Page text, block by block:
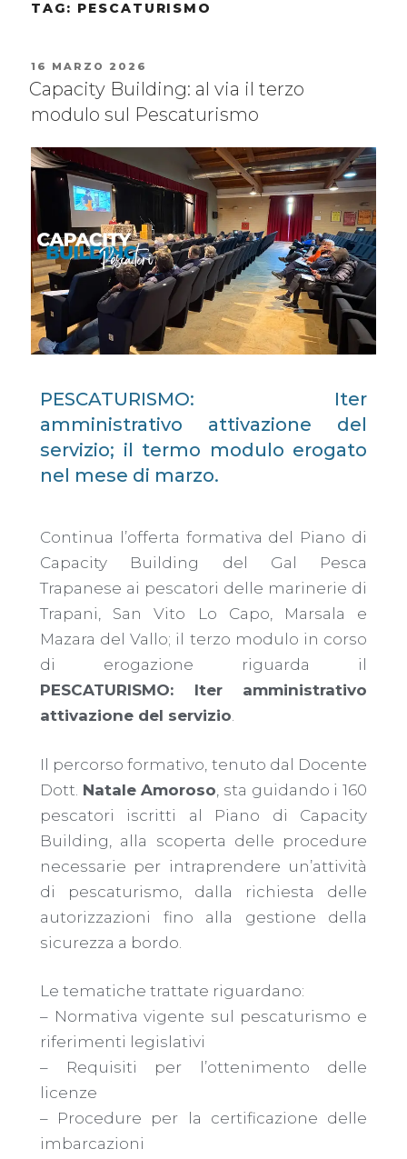
TAG: PESCATURISMO
16 MARZO 2026
Capacity Building: al via il terzo
modulo sul Pescaturismo
PESCATURISMO: Iter
amministrativo attivazione del
servizio; il termo modulo erogato
nel mese di marzo.
Continua l’offerta formativa del Piano di
Capacity Building del Gal Pesca
Trapanese ai pescatori delle marinerie di
Trapani, San Vito Lo Capo, Marsala e
Mazara del Vallo; il terzo modulo in corso
di erogazione riguarda il
PESCATURISMO: Iter amministrativo
attivazione del servizio.
Il percorso formativo, tenuto dal Docente
Dott. Natale Amoroso , sta guidando i 160
pescatori iscritti al Piano di Capacity
Building, alla scoperta delle procedure
necessarie per intraprendere un’attività
di pescaturismo, dalla richiesta delle
autorizzazioni fino alla gestione della
sicurezza a bordo.
Le tematiche trattate riguardano:
– Normativa vigente sul pescaturismo e
riferimenti legislativi
– Requisiti per l’ottenimento delle
licenze
– Procedure per la certificazione delle
imbarcazioni